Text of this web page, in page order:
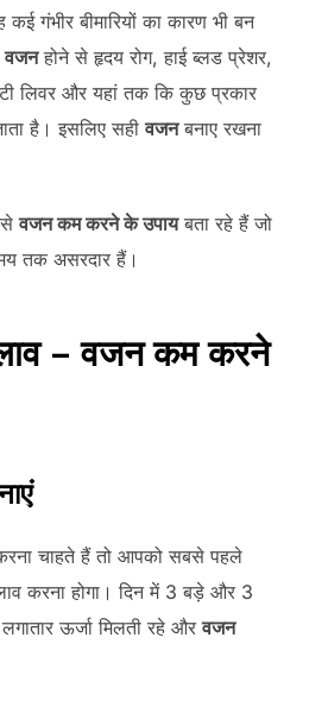
गंभीर बीमारियों का कारण भी बन
वजनहोने से हृदय रोग, हाई ब्लड प्रेशर,
लिवर और यहां तक कि कुछ प्रकार
है। इसलिए सहीवजनबनाए रखना
वजन कम करने के उपायबता रहे हैं जो
तक असरदार हैं।
– वजन कम करने
चाहते हैं तो आपको सबसे पहले
करना होगा। दिन में 3 बड़े और 3
ऊर्जा मिलती रहे औरवजन